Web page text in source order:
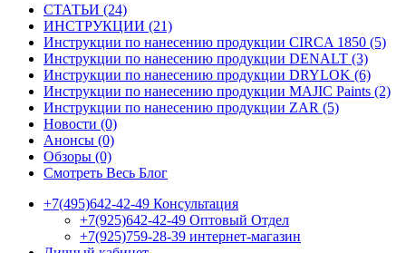
CТАТЬИ (24)
ИНСТРУКЦИИ (21)
Инструкции по нанесению продукции CIRCA 1850 (5)
Инструкции по нанесению продукции DENALT (3)
Инструкции по нанесению продукции DRYLOK (6)
Инструкции по нанесению продукции MAJIC Paints (2)
Инструкции по нанесению продукции ZAR (5)
Новости (0)
Анонсы (0)
Обзоры (0)
Смотреть Весь Блог
+7(495)642-42-49 Консультация
+7(925)642-42-49 Оптовый Отдел
+7(925)759-28-39 интернет-магазин